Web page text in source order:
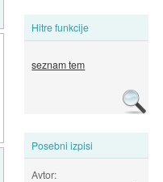
Hitre funkcije
seznam tem
Posebni izpisi
Avtor: